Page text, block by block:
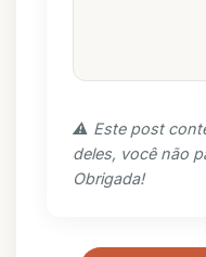
⚠️ Este post
deles, você não
Obrigada!